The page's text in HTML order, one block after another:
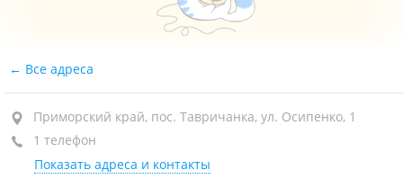
Все адреса
Приморский край, пос. Тавричанка, ул. Осипенко, 1
1 телефон
Показать адреса и контакты